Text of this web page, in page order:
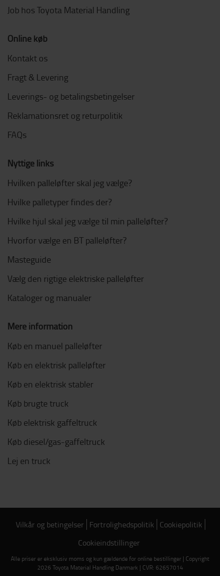
Job hos Toyota Material Handling
Online køb
Kontakt os
Fragt & Levering
Leverings- og betalingsbetingelser
Reklamationsret og returpolitik
FAQs
Nyttige links
Hvilken palleløfter skal jeg vælge?
Hvilke palletyper findes der?
Hvilke hjul skal jeg vælge til min palleløfter?
Hvorfor vælge en BT palleløfter?
Masteguide
Vælg den rigtige elektriske palleløfter
Kataloger og manualer
Mere information
Køb en manuel palleløfter
Køb en elektrisk palleløfter
Køb en elektrisk stabler
Køb brugte truck
Køb elektrisk gaffeltruck
Køb diesel/gas-gaffeltruck
Lej en truck
Vilkår og betingelser Fortrolighedspolitik Cookiepolitik
Cookieindstillinger
Alle priser er eksklusiv moms og kun gældende for online bestillinger | Copyright
2026 Toyota Material Handling Danmark | CVR: 62657014